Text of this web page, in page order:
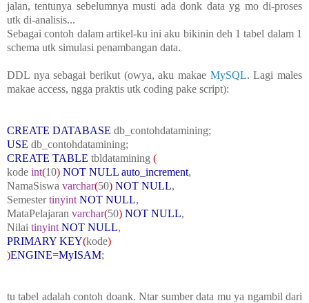
jalan, tentunya sebelumnya musti ada donk data yg mo di-proses
utk di-analisis...
Sebagai contoh dalam artikel-ku ini aku bikinin deh 1 tabel dalam 1
schema utk simulasi penambangan data.
DDL nya sebagai berikut (owya, aku makae MySQL. Lagi males
makae access, ngga praktis utk coding pake script):
CREATE DATABASE db_contohdatamining;
USE db_contohdatamining;
CREATE TABLE tbldatamining (
kode int(10) NOT NULL auto_increment,
NamaSiswa varchar(50) NOT NULL,
Semestertinyint NOT NULL,
MataPelajaran varchar(50) NOT NULL,
Nilai tinyint NOT NULL,
PRIMARY KEY(kode)
)ENGINE=MyISAM;
tu tabel adalah contoh doank. Ntar sumber data mu ya ngambil dari